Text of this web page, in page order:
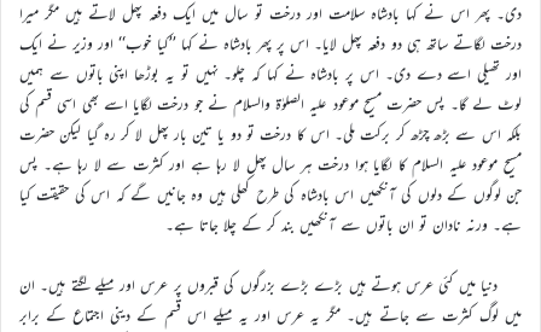
دی۔ پھر اس نے کہا بادشاہ سلامت اور درخت تو سال میں ایک دفعہ پھل لاتے ہیں مگر میرا
درخت لگاتے ساتھ ہی دو دفعہ پھل لایا۔ اس پر پھر بادشاہ نے کہا ’’کیا خوب‘‘ اور وزیر نے ایک
اور تھیلی اسے دے دی۔ اس پر بادشاہ نے کہا کہ چلو۔ نہیں تو یہ بوڑھا اپنی باتوں سے ہمیں
لوٹ لے گا۔ پس حضرت مسیح موعود علیہ الصلوٰۃ والسلام نے جو درخت لگایا اسے بھی اسی قسم کی
بلکہ اس سے بڑھ چڑھ کر برکت ملی۔ اس کا درخت تو دو یا تین بار پھل لا کر رہ گیا لیکن حضرت
مسیح موعود علیہ السلام کا لگایا ہوا درخت ہر سال پھل لا رہا ہے اور کثرت سے لا رہا ہے۔ پس
جن لوگوں کے دلوں کی آنکھیں اس بادشاہ کی طرح کھلی ہیں وہ جانیں گے کہ اس کی حقیقت کیا
ہے۔ ورنہ نادان تو ان باتوں سے آنکھیں بند کر کے چلا جاتا ہے۔
دنیا میں کئی عرس ہوتے ہیں بڑے بڑے بزرگوں کی قبروں پر عرس اور میلے لگتے ہیں۔ ان
میں لوگ کثرت سے جاتے ہیں۔ مگر یہ عرس اور یہ میلے اس قسم کے دینی اجتماع کے برابر